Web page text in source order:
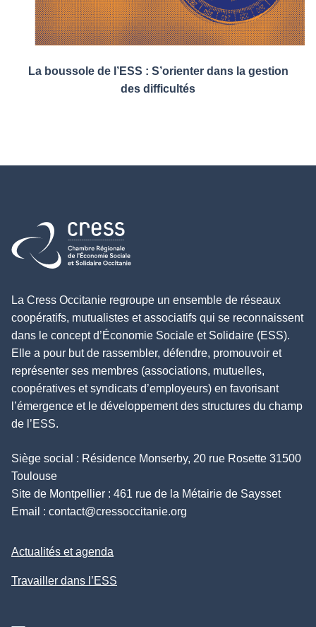
La boussole de l’ESS : S’orienter dans la gestion
des difficultés
Retour à l'accueil
La Cress Occitanie regroupe un ensemble de réseaux
coopératifs, mutualistes et associatifs qui se reconnaissent
dans le concept d’Économie Sociale et Solidaire (ESS).
Elle a pour but de rassembler, défendre, promouvoir et
représenter ses membres (associations, mutuelles,
coopératives et syndicats d’employeurs) en favorisant
l’émergence et le développement des structures du champ
de l’ESS.
Siège social : Résidence Monserby, 20 rue Rosette 31500
Toulouse
Site de Montpellier : 461 rue de la Métairie de Saysset
Email : contact@cressoccitanie.org
Actualités et agenda
Travailler dans l’ESS